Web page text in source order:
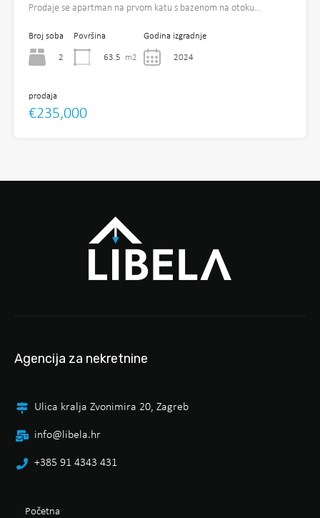
Prodaje se apartman na prvom katu s bazenom na otoku…
Broj soba
2
Površina
63.5 m2
Godina izgradnje
2024
prodaja
€235,000
Agencija za nekretnine
Ulica kralja Zvonimira 20, Zagreb
info@libela.hr
+385 91 4343 431
Početna